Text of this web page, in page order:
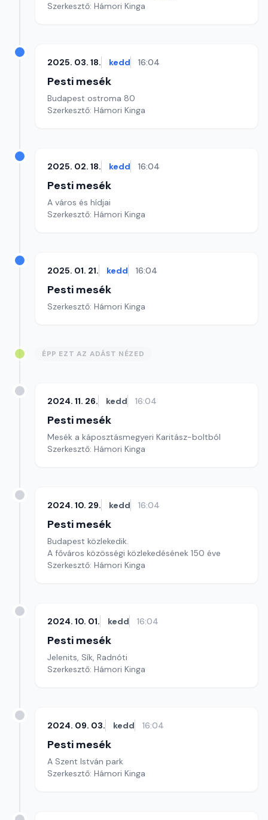
Szerkesztő: Hámori Kinga
2025. 03. 18. kedd 16:04
Pesti mesék
Budapest ostroma 80
Szerkesztő: Hámori Kinga
2025. 02. 18. kedd 16:04
Pesti mesék
A város és hídjai
Szerkesztő: Hámori Kinga
2025. 01. 21. kedd 16:04
Pesti mesék
Szerkesztő: Hámori Kinga
ÉPP EZT AZ ADÁST NÉZED
2024. 11. 26. kedd 16:04
Pesti mesék
Mesék a káposztásmegyeri Karitász-boltból
Szerkesztő: Hámori Kinga
2024. 10. 29. kedd 16:04
Pesti mesék
Budapest közlekedik.
A főváros közösségi közlekedésének 150 éve
Szerkesztő: Hámori Kinga
2024. 10. 01. kedd 16:04
Pesti mesék
Jelenits, Sík, Radnóti
Szerkesztő: Hámori Kinga
2024. 09. 03. kedd 16:04
Pesti mesék
A Szent István park
Szerkesztő: Hámori Kinga